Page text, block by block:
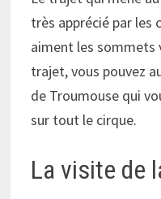
très apprécié par les
aiment les sommets
trajet, vous pouvez
de Troumouse qui
sur tout le cirque.
La visite de